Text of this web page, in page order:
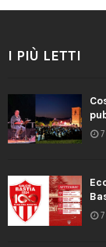
I PIÙ LETTI